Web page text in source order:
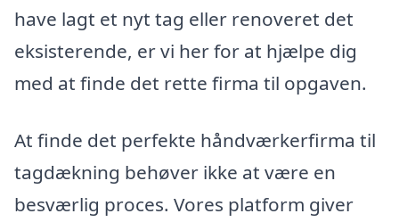
have lagt et nyt tag eller renoveret det
eksisterende, er vi her for at hjælpe dig
med at finde det rette firma til opgaven.
At finde det perfekte håndværkerfirma til
tagdækning behøver ikke at være en
besværlig proces. Vores platform giver